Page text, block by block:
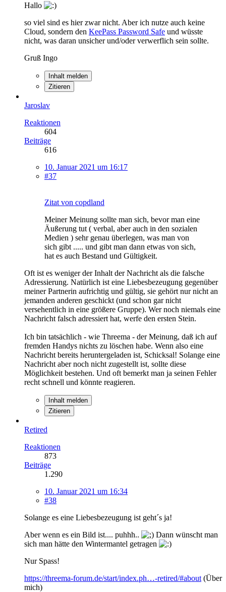
Hallo
so viel sind es hier zwar nicht. Aber ich nutze auch keine
Cloud, sondern den KeePass Password Safe und wüsste
nicht, was daran unsicher und/oder verwerflich sein sollte.
Gruß Ingo
Inhalt melden
Zitieren
Jaroslav
Reaktionen
604
Beiträge
616
10. Januar 2021 um 16:17
#37
Zitat von copdland
Meiner Meinung sollte man sich, bevor man eine
Äußerung tut ( verbal, aber auch in den sozialen
Medien ) sehr genau überlegen, was man von
sich gibt ..... und gibt man dann etwas von sich,
hat es auch Bestand und Gültigkeit.
Oft ist es weniger der Inhalt der Nachricht als die falsche
Adressierung. Natürlich ist eine Liebesbezeugung gegenüber
meiner Partnerin aufrichtig und gültig, sie gehört nur nicht an
jemanden anderen geschickt (und schon gar nicht
versehentlich in eine größere Gruppe). Wer noch niemals eine
Nachricht falsch adressiert hat, werfe den ersten Stein.
Ich bin tatsächlich - wie Threema - der Meinung, daß ich auf
fremden Handys nichts zu löschen habe. Wenn also eine
Nachricht bereits heruntergeladen ist, Schicksal! Solange eine
Nachricht aber noch nicht zugestellt ist, sollte diese
Möglichkeit bestehen. Und oft bemerkt man ja seinen Fehler
recht schnell und könnte reagieren.
Inhalt melden
Zitieren
Retired
Reaktionen
873
Beiträge
1.290
10. Januar 2021 um 16:34
#38
Solange es eine Liebesbezeugung ist geht´s ja!
Aber wenn es ein Bild ist.... puhhh..
Dann wünscht man
sich man hätte den Wintermantel getragen
Nur Spass!
https://threema-forum.de/start/index.ph…-retired/#about (Über
mich)